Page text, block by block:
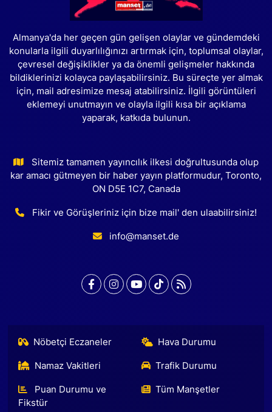
Almanya'da her geçen gün gelişen olaylar ve gündemdeki
konularla ilgili duyarlılığınızı artırmak için, toplumsal olaylar,
çevresel değişiklikler ya da önemli gelişmeler hakkında
bildiklerinizi kolayca paylaşabilirsiniz. Bu süreçte yer almak
için, mail adresimize mesaj atabilirsiniz. İlgili görüntüleri
eklemeyi unutmayın ve olayla ilgili kısa bir açıklama
yaparak, katkıda bulunun.
Sitemiz tamamen yayıncılık ilkesi doğrultusunda olup
kar amacı gütmeyen bir haber yayın platformudur, Toronto,
ON D5E 1C7, Canada
Fikir ve Görüşleriniz için bize mail' den ulaabilirsiniz!
info@manset.de
Nöbetçi Eczaneler Hava Durumu
Namaz Vakitleri Trafik Durumu
Puan Durumu ve
Fikstür
Tüm Manşetler